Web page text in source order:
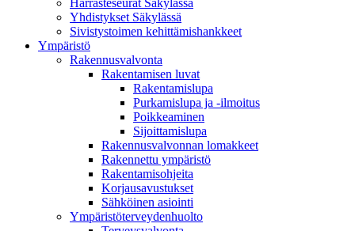
Harrasteseurat Säkylässä
Yhdistykset Säkylässä
Sivistystoimen kehittämishankkeet
Ympä­ristö
Rakennusvalvonta
Rakentamisen luvat
Rakentamislupa
Purkamislupa ja -ilmoitus
Poikkeaminen
Sijoittamislupa
Rakennusvalvonnan lomakkeet
Rakennettu ympäristö
Rakentamisohjeita
Korjausavustukset
Sähköinen asiointi
Ympäristöterveydenhuolto